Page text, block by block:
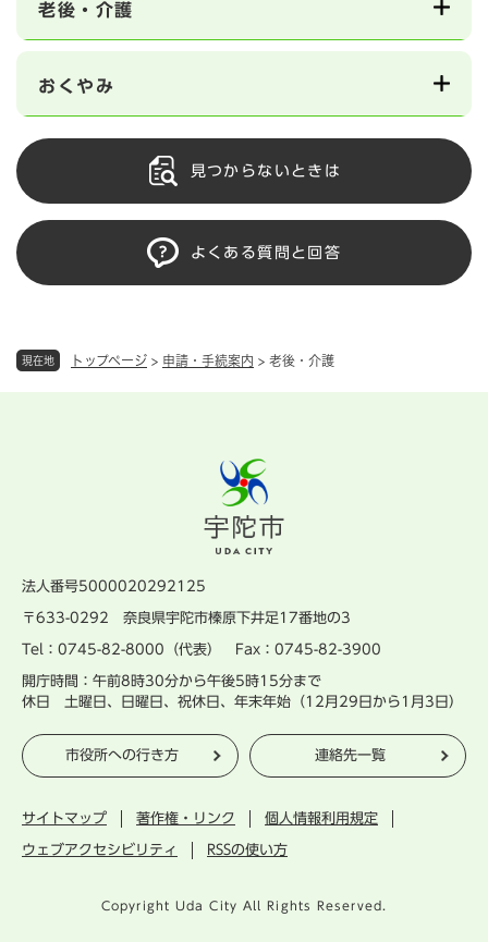
現在地 トップページ > 申請・手続案内 > 老後・介護
老後・介護
おくやみ
見つからないときは
よくある質問と回答
法人番号5000020292125
〒633-0292 奈良県宇陀市榛原下井足17番地の3
Tel：0745-82-8000（代表） Fax：0745-82-3900
開庁時間：午前8時30分から午後5時15分まで
休日 土曜日、日曜日、祝休日、年末年始（12月29日から1月3日）
市役所への行き方 連絡先一覧
サイトマップ 著作権・リンク 個人情報利用規定
ウェブアクセシビリティ RSSの使い方
Copyright Uda City All Rights Reserved.